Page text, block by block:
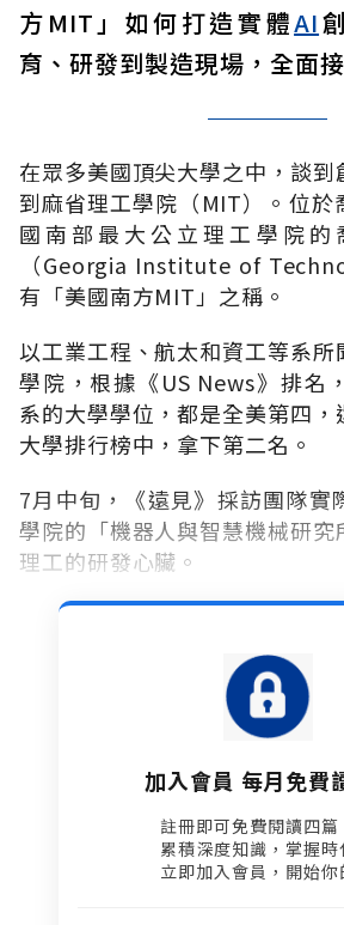
方MIT」如何打造實體AI
育、研發到製造現場，全面
在眾多美國頂尖大學之中，談到
到麻省理工學院（MIT）。位於
國南部最大公立理工學院的
（Georgia Institute of
有「美國南方MIT」之稱。
以工業工程、航太和資工等系所
學院，根據《US News》排名
系的大學學位，都是全美第四，
大學排行榜中，拿下第二名。
7月中旬，《遠見》採訪團隊實
學院的「機器人與智慧機械研究
理工的研發心臟。
加入會員 每月免費
註冊即可免費閱讀四篇​
累積深度知識，掌握時
立即加入會員，開始你